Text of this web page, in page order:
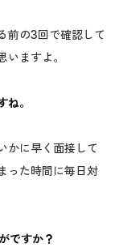
前の3回で確認して
ますよ。
。
かに早く面接して
った時間に毎日対
ですか？